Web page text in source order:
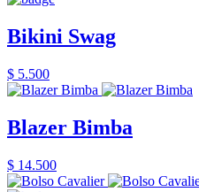
Bikini Swag
$ 5.500
Blazer Bimba
$ 14.500